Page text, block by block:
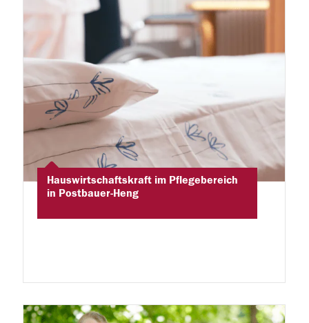
Hauswirtschaftskraft im Pflegebereich
in Postbauer-Heng